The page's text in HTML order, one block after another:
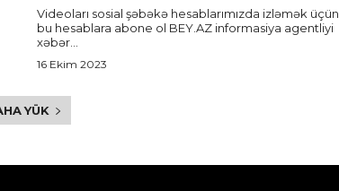
Videoları sosial şəbəkə hesablarımızda izləmək üçün
bu hesablara abone ol BEY.AZ informasiya agentliyi
xəbər...
16 Ekim 2023
YÜK